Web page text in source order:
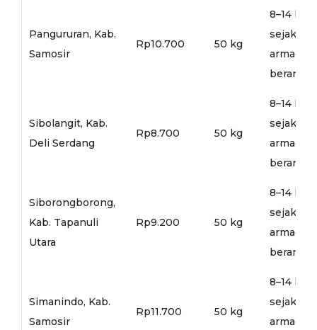
Pangururan, Kab.
Samosir
Rp10.700 50 kg
8–14 hari
sejak
armada
Sibolangit, Kab.
Deli Serdang
Rp8.700 50 kg
8–14 hari
sejak
armada
Siborongborong,
Kab. Tapanuli
Utara
Rp9.200 50 kg
8–14 hari
sejak
armada
Simanindo, Kab.
Samosir
Rp11.700 50 kg
8–14 hari
sejak
armada